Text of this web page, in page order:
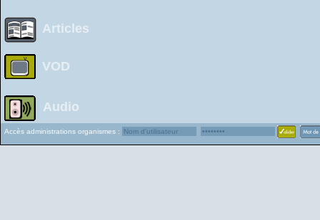
Articles
VOD
Audio
Accès administrations organismes :